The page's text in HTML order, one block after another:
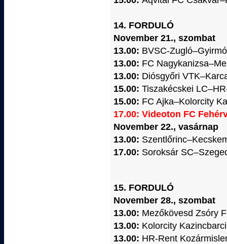
14. FORDULÓ
November 21., szombat
13.00: BVSC-
13.00: FC
13.00: Diósgyőri
15.00: Tiszakécskei
15.00: FC Ajka–Kolorcity
17.00: Videoton FC
November 22., vasárnap
13.00:
17.00: Soroksár
15. FORDULÓ
November 28., szombat
13.00: Mezőkövesd Zsóry
13.00: Kolorcity
13.00: HR-Rent